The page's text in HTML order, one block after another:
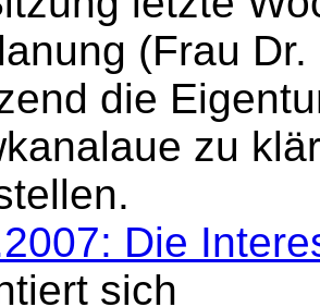
(Frau
die
zu
Die
sich